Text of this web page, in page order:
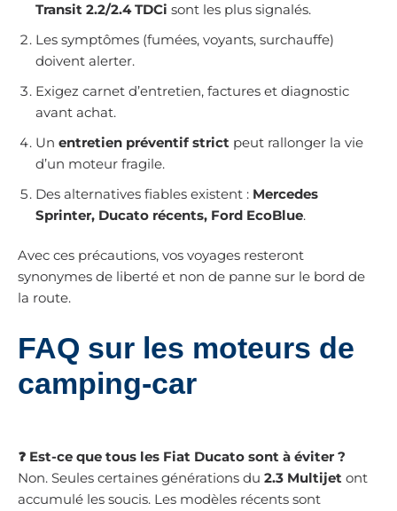
Transit 2.2/2.4 TDCi sont les plus signalés.
Les symptômes (fumées, voyants, surchauffe)
doivent alerter.
Exigez carnet d’entretien, factures et diagnostic
avant achat.
Un entretien préventif strict peut rallonger la vie
d’un moteur fragile.
Des alternatives fiables existent : Mercedes
Sprinter, Ducato récents, Ford EcoBlue.
Avec ces précautions, vos voyages resteront
synonymes de liberté et non de panne sur le bord de
la route.
FAQ sur les moteurs de
camping-car
❓ Est-ce que tous les Fiat Ducato sont à éviter ?
Non. Seules certaines générations du 2.3 Multijet ont
accumulé les soucis. Les modèles récents sont